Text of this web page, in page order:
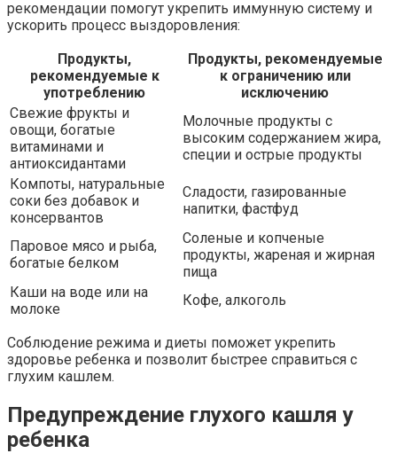
рекомендации помогут укрепить иммунную систему и
ускорить процесс выздоровления:
Продукты,
рекомендуемые к
употреблению
Продукты, рекомендуемые
к ограничению или
исключению
Свежие фрукты и
овощи, богатые
витаминами и
антиоксидантами
Молочные продукты с
высоким содержанием жира,
специи и острые продукты
Компоты, натуральные
соки без добавок и
консервантов
Сладости, газированные
напитки, фастфуд
Паровое мясо и рыба,
богатые белком
Соленые и копченые
продукты, жареная и жирная
пища
Каши на воде или на
молоке
Кофе, алкоголь
Соблюдение режима и диеты поможет укрепить
здоровье ребенка и позволит быстрее справиться с
глухим кашлем.
Предупреждение глухого кашля у
ребенка